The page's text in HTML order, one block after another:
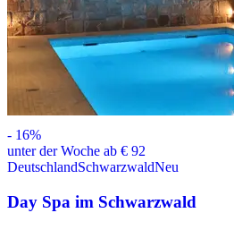
- 16%
unter der Woche ab € 92
DeutschlandSchwarzwaldNeu
Day Spa im Schwarzwald